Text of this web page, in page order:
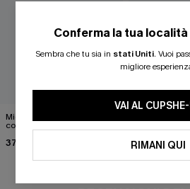
Midkini incrociato sul retro
con stampa leopardata
classica e set a vita alta
37,00 € 40,00 €
Conferma la tua
Sembra che tu sia in stati Uniti. Vuoi
migliore
VAI AL
RIMANI QUI